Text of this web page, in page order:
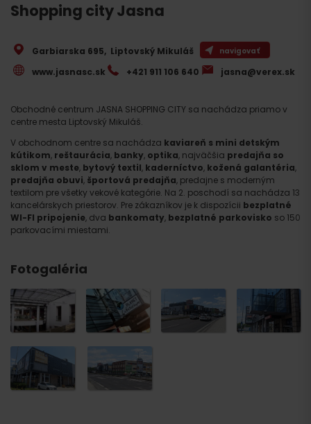
Shopping city Jasna
Obchodné centrum JASNA SHOPPING CITY sa nachádza priamo v
centre mesta Liptovský Mikuláš.
V obchodnom centre sa nachádza kaviareň s mini detským
kútikom, reštaurácia, banky, optika, najväčšia predajňa so
sklom v meste, bytový textil, kaderníctvo, kožená galantéria,
predajňa obuvi, športová predajňa, predajne s moderným
textilom pre všetky vekové kategórie. Na 2. poschodí sa nachádza 13
kancelárskych priestorov. Pre zákazníkov je k dispozícii bezplatné
WI-FI pripojenie, dva bankomaty, bezplatné parkovisko so 150
parkovacími miestami.
Garbiarska 695, Liptovský Mikuláš navigovať
www.jasnasc.sk +421 911 106 640 jasna@verex.sk
Fotogaléria